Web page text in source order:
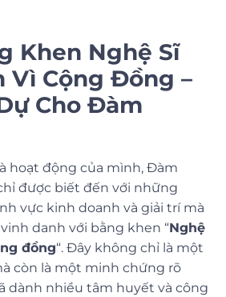
Khen Nghệ Sĩ
Vì Cộng Đồng –
Cho Đàm
hoạt động của mình, Đàm
được biết đến với những
vực kinh doanh và giải trí mà
danh với bằng khen “Nghệ
đồng“. Đây không chỉ là một
còn là một minh chứng rõ
dành nhiều tâm huyết và công